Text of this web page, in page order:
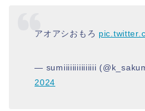
アオアシおもろ
— sumiiiiiiiiiiiiiii
2024